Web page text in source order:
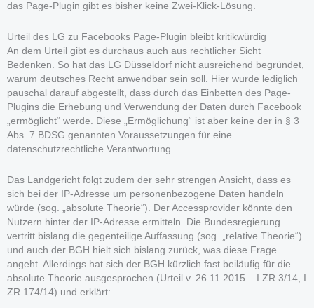
das Page-Plugin gibt es bisher keine Zwei-Klick-Lösung.
Urteil des LG zu Facebooks Page-Plugin bleibt kritikwürdig
An dem Urteil gibt es durchaus auch aus rechtlicher Sicht
Bedenken. So hat das LG Düsseldorf nicht ausreichend begründet,
warum deutsches Recht anwendbar sein soll. Hier wurde lediglich
pauschal darauf abgestellt, dass durch das Einbetten des Page-
Plugins die Erhebung und Verwendung der Daten durch Facebook
„ermöglicht“ werde. Diese „Ermöglichung“ ist aber keine der in § 3
Abs. 7 BDSG genannten Voraussetzungen für eine
datenschutzrechtliche Verantwortung.
Das Landgericht folgt zudem der sehr strengen Ansicht, dass es
sich bei der IP-Adresse um personenbezogene Daten handeln
würde (sog. „absolute Theorie“). Der Accessprovider könnte den
Nutzern hinter der IP-Adresse ermitteln. Die Bundesregierung
vertritt bislang die gegenteilige Auffassung (sog. „relative Theorie“)
und auch der BGH hielt sich bislang zurück, was diese Frage
angeht. Allerdings hat sich der BGH kürzlich fast beiläufig für die
absolute Theorie ausgesprochen (Urteil v. 26.11.2015 – I ZR 3/14, I
ZR 174/14) und erklärt: